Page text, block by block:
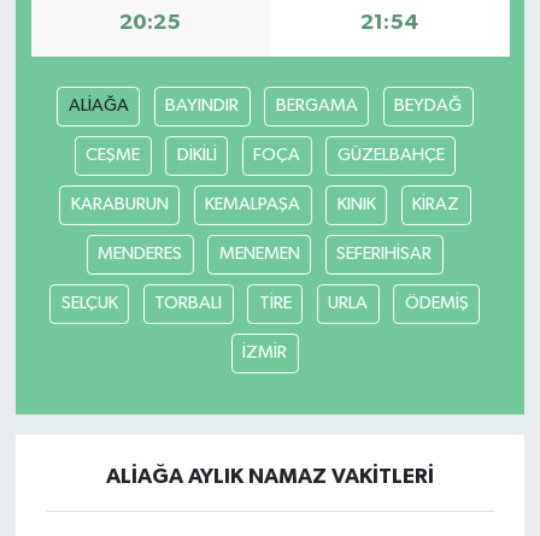
20:25 21:54
ALİAĞA BAYINDIR BERGAMA BEYDAĞ
CEŞME DİKİLİ FOÇA GÜZELBAHÇE
KARABURUN KEMALPAŞA KINIK KİRAZ
MENDERES MENEMEN SEFERIHİSAR
SELÇUK TORBALI TİRE URLA ÖDEMİŞ
İZMİR
ALİAĞA AYLIK NAMAZ VAKITLERI